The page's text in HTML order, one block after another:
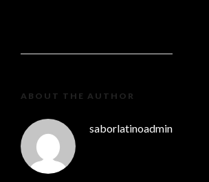
ABOUT THE AUTHOR
saborlatinoadmin